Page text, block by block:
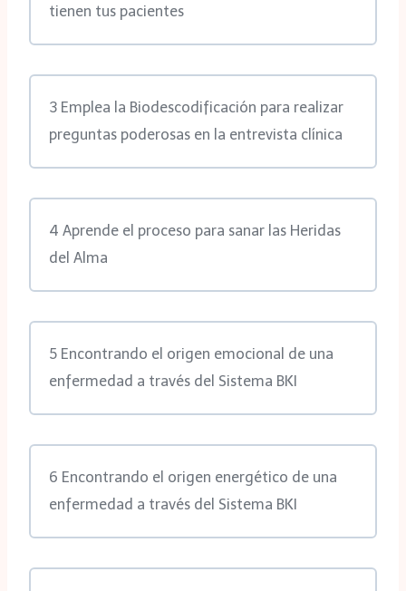
tienen tus pacientes
3 Emplea la Biodescodificación para realizar
preguntas poderosas en la entrevista clínica
4 Aprende el proceso para sanar las Heridas
del Alma
5 Encontrando el origen emocional de una
enfermedad a través del Sistema BKI
6 Encontrando el origen energético de una
enfermedad a través del Sistema BKI